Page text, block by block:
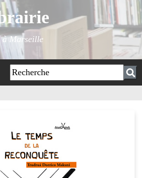
à Marseille